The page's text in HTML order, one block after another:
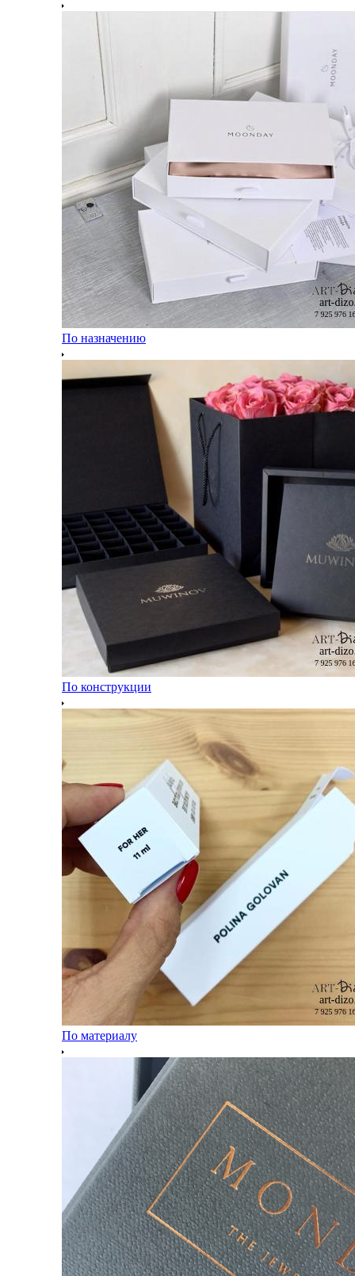
По назначению
По конструкции
По материалу